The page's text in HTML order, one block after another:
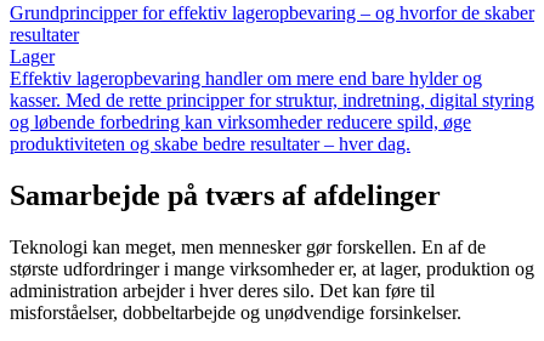
Grundprincipper for effektiv lageropbevaring – og hvorfor de skaber
resultater
Lager
Effektiv lageropbevaring handler om mere end bare hylder og
kasser. Med de rette principper for struktur, indretning, digital styring
og løbende forbedring kan virksomheder reducere spild, øge
produktiviteten og skabe bedre resultater – hver dag.
Samarbejde på tværs af afdelinger
Teknologi kan meget, men mennesker gør forskellen. En af de
største udfordringer i mange virksomheder er, at lager, produktion og
administration arbejder i hver deres silo. Det kan føre til
misforståelser, dobbeltarbejde og unødvendige forsinkelser.